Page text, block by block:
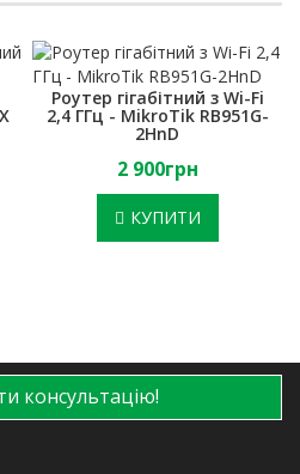
Роутер гігабітний з Wi-Fi
2,4 ГГц - MikroTik RB951G-
2HnD
2 900грн
КУПИТИ
консультацію!